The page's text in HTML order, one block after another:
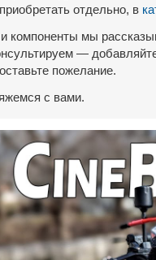
отдельно, в
компоненты мы
—
пожелание.
с вами.